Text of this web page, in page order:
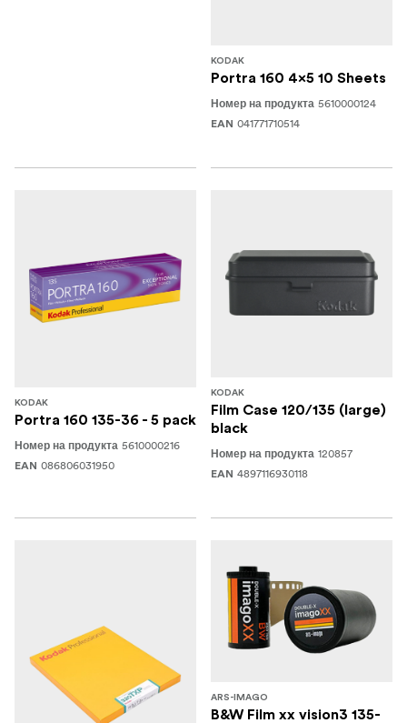
KODAK
Portra 160 4x5 10 Sheets
Номер на продукта 5610000124
EAN 041771710514
KODAK
Portra 160 135-36 - 5 pack
Номер на продукта 5610000216
EAN 086806031950
KODAK
Film Case 120/135 (large)
black
Номер на продукта 120857
EAN 4897116930118
ARS-IMAGO
B&W Film xx vision3 135-